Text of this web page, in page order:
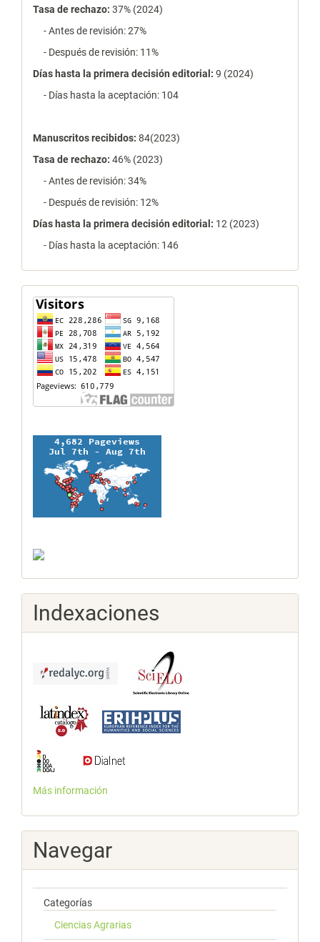
Tasa de rechazo: 37% (2024)
- Antes de revisión: 27%
- Después de revisión: 11%
Días hasta la primera decisión editorial: 9 (2024)
- Días hasta la aceptación: 104
Manuscritos recibidos: 84(2023)
Tasa de rechazo: 46% (2023)
- Antes de revisión: 34%
- Después de revisión: 12%
Días hasta la primera decisión editorial: 12 (2023)
- Días hasta la aceptación: 146
contador
Indexaciones
Más información
Navegar
Categorías
Ciencias Agrarias